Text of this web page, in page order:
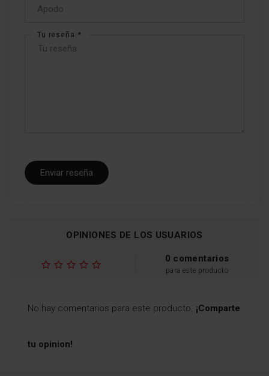
Tu reseña
Enviar reseña
OPINIONES DE LOS USUARIOS
0 comentarios
para este producto
No hay comentarios para este producto. ¡Comparte
tu opinion!